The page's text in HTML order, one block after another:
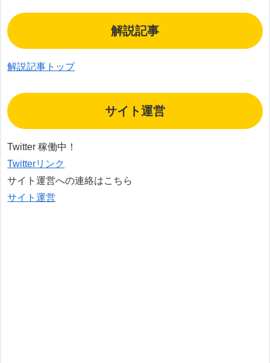
解説記事
解説記事トップ
サイト運営
Twitter 稼働中！
Twitterリンク
サイト運営への連絡はこちら
サイト運営